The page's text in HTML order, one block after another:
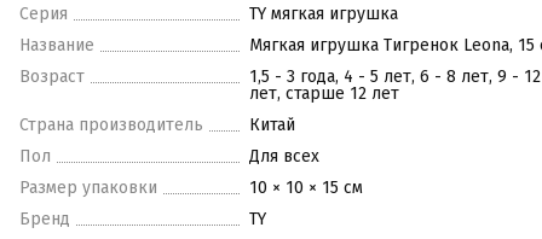
Серия
TY мягкая игрушка
Название
Мягкая игрушка Тигренок Leona, 15
Возраст
1,5 - 3 года, 4 - 5 лет, 6 - 8 лет, 9 - 12
лет, старше 12 лет
Страна производитель
Китай
Пол
Для всех
Размер упаковки
10 × 10 × 15 см
Бренд
TY